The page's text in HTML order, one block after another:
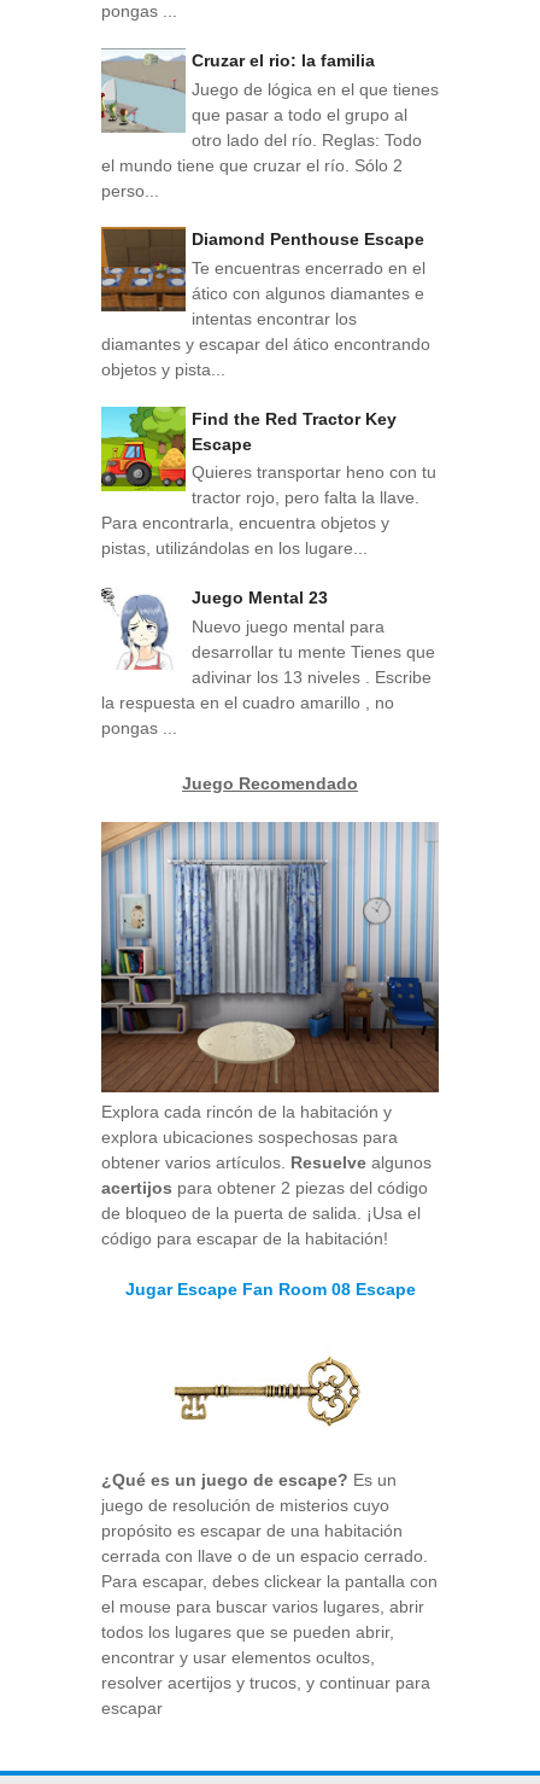
pongas ...
Cruzar el rio: la familia
Juego de lógica en el que tienes
que pasar a todo el grupo al
otro lado del río. Reglas: Todo
el mundo tiene que cruzar el río. Sólo 2
perso...
Diamond Penthouse Escape
Te encuentras encerrado en el
ático con algunos diamantes e
intentas encontrar los
diamantes y escapar del ático encontrando
objetos y pista...
Find the Red Tractor Key
Escape
Quieres transportar heno con tu
tractor rojo, pero falta la llave.
Para encontrarla, encuentra objetos y
pistas, utilizándolas en los lugare...
Juego Mental 23
Nuevo juego mental para
desarrollar tu mente Tienes que
adivinar los 13 niveles . Escribe
la respuesta en el cuadro amarillo , no
pongas ...
Juego Recomendado
Explora cada rincón de la habitación y
explora ubicaciones sospechosas para
obtener varios artículos. Resuelve algunos
acertijos para obtener 2 piezas del código
de bloqueo de la puerta de salida. ¡Usa el
código para escapar de la habitación!
Jugar Escape Fan Room 08 Escape
¿Qué es un juego de escape? Es un
juego de resolución de misterios cuyo
propósito es escapar de una habitación
cerrada con llave o de un espacio cerrado.
Para escapar, debes clickear la pantalla con
el mouse para buscar varios lugares, abrir
todos los lugares que se pueden abrir,
encontrar y usar elementos ocultos,
resolver acertijos y trucos, y continuar para
escapar